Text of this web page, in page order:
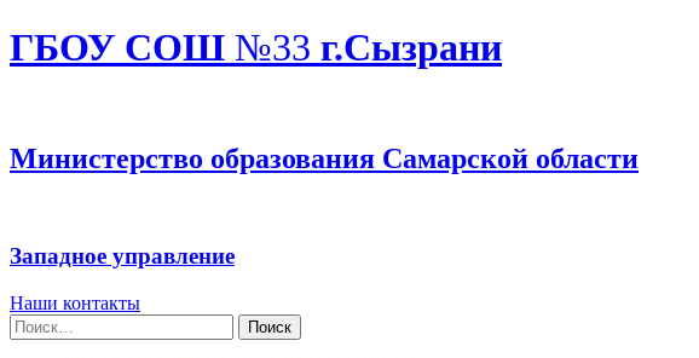
ГБОУ СОШ №33 г.Сызрани
Министерство образования Самарской области
Западное управление
Наши контакты
Найти: